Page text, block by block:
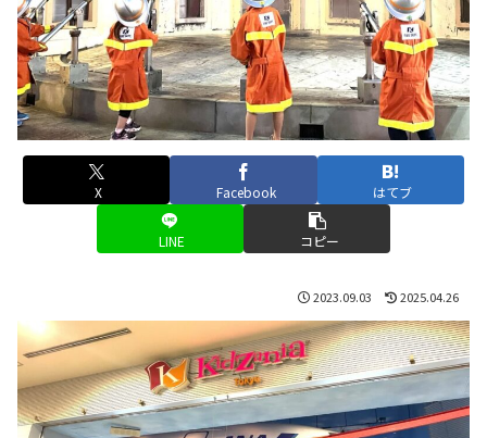
X Facebook はてブ
LINE コピー
2023.09.03 2025.04.26